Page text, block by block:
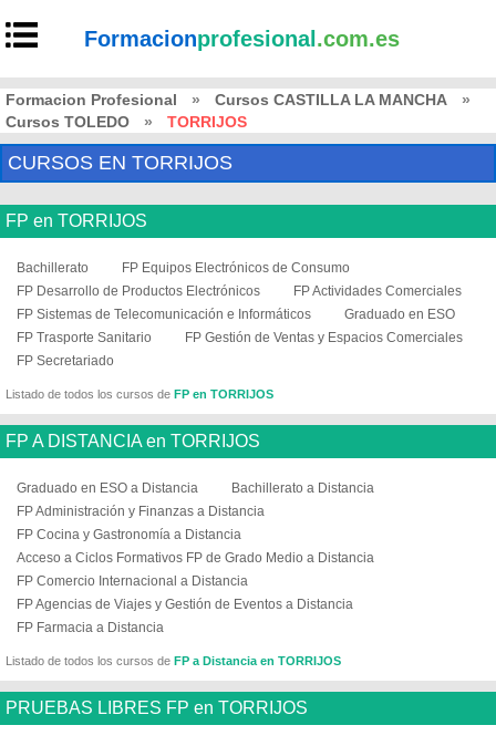
Formacionprofesional .com.es
Formacion Profesional » Cursos CASTILLA LA MANCHA
»
Cursos TOLEDO
» TORRIJOS
CURSOS EN TORRIJOS
FP en TORRIJOS
Bachillerato
FP Equipos Electrónicos de Consumo
FP Desarrollo de Productos Electrónicos
FP Actividades Comerciales
FP Sistemas de Telecomunicación e Informáticos
Graduado en ESO
FP Trasporte Sanitario
FP Gestión de Ventas y Espacios Comerciales
FP Secretariado
Listado de todos los cursos de FP en TORRIJOS
FP A DISTANCIA en TORRIJOS
Graduado en ESO a Distancia
Bachillerato a Distancia
FP Administración y Finanzas a Distancia
FP Cocina y Gastronomía a Distancia
Acceso a Ciclos Formativos FP de Grado Medio a Distancia
FP Comercio Internacional a Distancia
FP Agencias de Viajes y Gestión de Eventos a Distancia
FP Farmacia a Distancia
Listado de todos los cursos de FP a Distancia en TORRIJOS
PRUEBAS LIBRES FP en TORRIJOS